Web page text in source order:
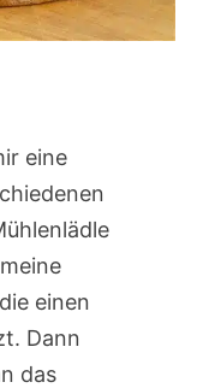
eine
einen
Dann
das